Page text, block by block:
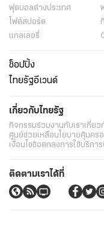
ฟุตบอลต่่างประเทศ
ไฟต์สปอร์ต
แกลเลอรี่
ช็อปปิ้ง
ไทยรัฐอีเวนต์
เกี่ยวกับไทยรัฐ
กิจกรรมร่วมงานกับเราเกี่ยว
ศูนย์ช่วยเหลือนโยบายคุ้มคร
เงื่อนไขข้อตกลงการใช้บริการ
ติดตามเราได้ที่